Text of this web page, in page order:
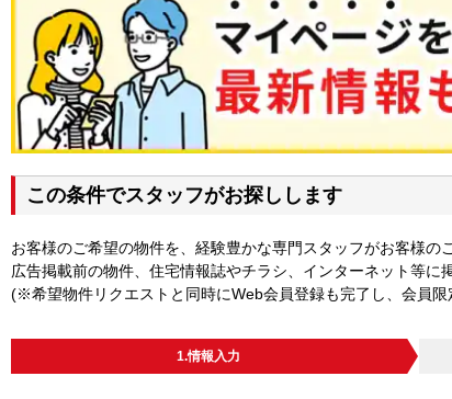
この条件でスタッフがお探しします
お客様のご希望の物件を、経験豊かな専門スタッフがお客様の
広告掲載前の物件、住宅情報誌やチラシ、インターネット等に
(※希望物件リクエストと同時にWeb会員登録も完了し、会員
1.情報入力